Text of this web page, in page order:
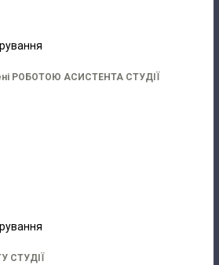
РОБОТОЮ АСИСТЕНТА СТУДІЇ
СТУДІЇ